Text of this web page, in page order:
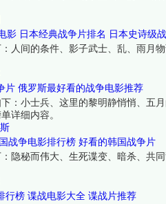
影 日本经典战争片排名 日本史诗级
人间的条件、影子武士、乱、雨月
片 俄罗斯最好看的战争电影推荐
：小士兵、这里的黎明静悄悄、五
详细内容。
战争电影排行榜 好看的韩国战争片
隐秘而伟大、生死谍变、暗杀、共
行榜 谍战电影大全 谍战片推荐